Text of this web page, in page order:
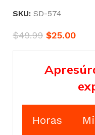
SKU: SD-574
$49.99 $25.00
Horas